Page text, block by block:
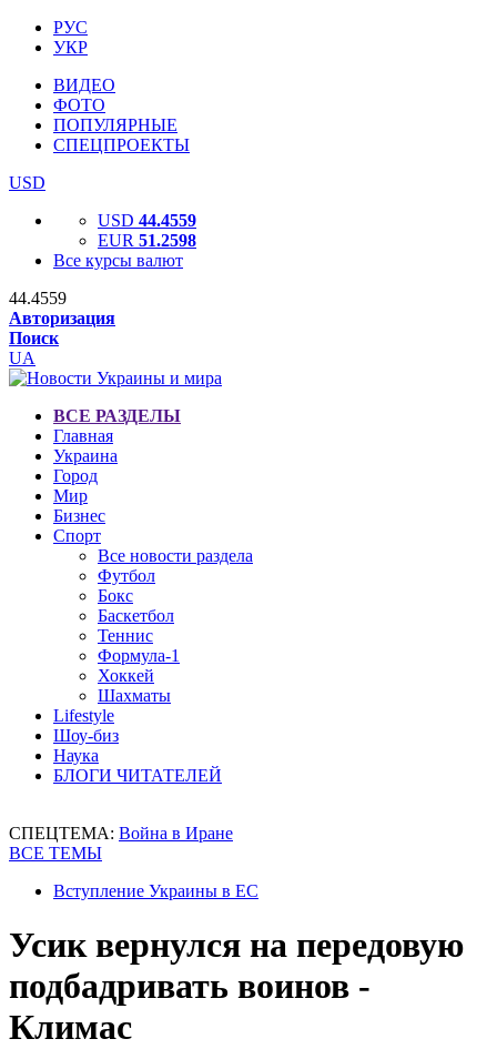
РУС
УКР
ВИДЕО
ФОТО
ПОПУЛЯРНЫЕ
СПЕЦПРОЕКТЫ
USD
USD 44.4559
EUR 51.2598
Все курсы валют
44.4559
Авторизация
Поиск
UA
ВСЕ РАЗДЕЛЫ
Главная
Украина
Город
Мир
Бизнес
Спорт
Все новости раздела
Футбол
Бокс
Баскетбол
Теннис
Формула-1
Хоккей
Шахматы
Lifestyle
Шоу-биз
Наука
БЛОГИ ЧИТАТЕЛЕЙ
СПЕЦТЕМА: Война в Иране
ВСЕ ТЕМЫ
Вступление Украины в ЕС
Усик вернулся на передовую
подбадривать воинов -
Климас